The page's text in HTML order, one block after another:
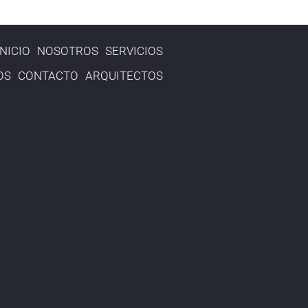
NOSOTROS SERVICIOS
CONTACTO ARQUITECTOS